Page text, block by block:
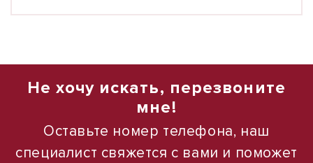
Не хочу искать, перезвоните
мне!
Оставьте номер телефона, наш
специалист свяжется с вами и поможет